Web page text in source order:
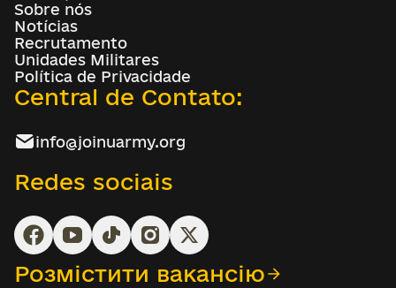
Sobre nós
Notícias
Recrutamento
Unidades Militares
Política de Privacidade
Central de Contato:
info@joinuarmy.org
Redes sociais
Розмістити вакансію